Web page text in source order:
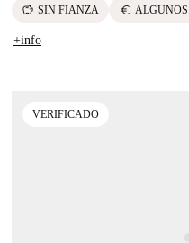
savings SIN FIANZA euro
+info
VERIFICADO